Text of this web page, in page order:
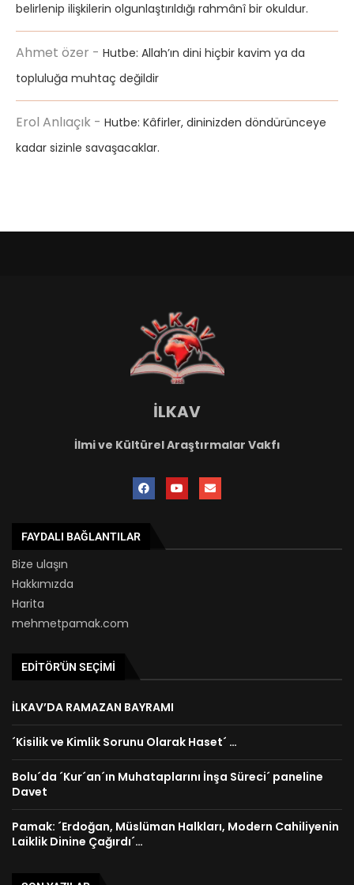
belirlenip ilişkilerin olgunlaştırıldığı rahmânî bir okuldur.
Ahmet özer - Hutbe: Allah’ın dini hiçbir kavim ya da
topluluğa muhtaç değildir
Erol Anlıaçık - Hutbe: Kâfirler, dininizden döndürünceye
kadar sizinle savaşacaklar.
İLKAV
İlmi ve Kültürel Araştırmalar Vakfı
FAYDALI BAĞLANTILAR
Bize ulaşın
Hakkımızda
Harita
mehmetpamak.com
EDITÖR'ÜN SEÇIMI
İLKAV’DA RAMAZAN BAYRAMI
´Kisilik ve Kimlik Sorunu Olarak Haset´ …
Bolu´da ´Kur´an´ın Muhataplarını İnşa Süreci´ paneline
Davet
Pamak: ´Erdoğan, Müslüman Halkları, Modern Cahiliyenin
Laiklik Dinine Çağırdı´…